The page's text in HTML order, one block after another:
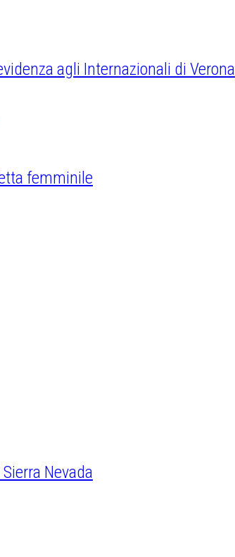
agli Internazionali di Verona
femminile
Nevada